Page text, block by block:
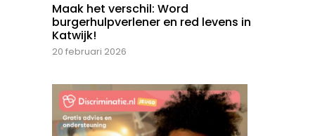
Maak het verschil: Word
burgerhulpverlener en red levens in
Katwijk!
20 februari 2026